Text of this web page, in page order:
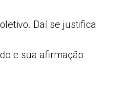
Daí se justifica
e sua afirmação